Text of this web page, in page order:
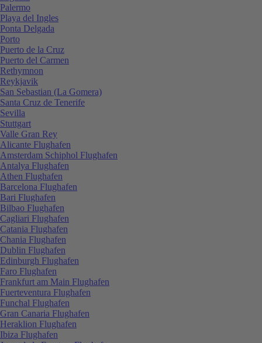
Palermo
Playa del Ingles
Ponta Delgada
Porto
Puerto de la Cruz
Puerto del Carmen
Rethymnon
Reykjavik
San Sebastian (La Gomera)
Santa Cruz de Tenerife
Sevilla
Stuttgart
Valle Gran Rey
Alicante Flughafen
Amsterdam Schiphol Flughafen
Antalya Flughafen
Athen Flughafen
Barcelona Flughafen
Bari Flughafen
Bilbao Flughafen
Cagliari Flughafen
Catania Flughafen
Chania Flughafen
Dublin Flughafen
Edinburgh Flughafen
Faro Flughafen
Frankfurt am Main Flughafen
Fuerteventura Flughafen
Funchal Flughafen
Gran Canaria Flughafen
Heraklion Flughafen
Ibiza Flughafen